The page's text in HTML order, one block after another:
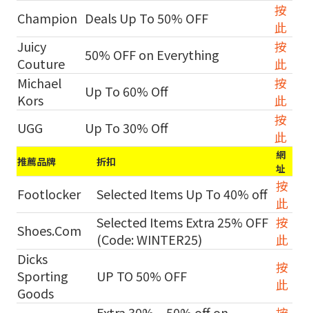
Champion Deals Up To 50% OFF
按
此
Juicy
Couture
50% OFF on Everything
按
此
Michael
Kors
Up To 60% Off
按
此
UGG
Up To 30% Off
按
此
推薦品牌 折扣
網
址
Footlocker Selected Items Up To 40% off 按
此
Shoes.Com
Selected Items Extra 25% OFF
(Code: WINTER25)
按
此
Dicks
Sporting
Goods
UP TO 50% OFF
按
此